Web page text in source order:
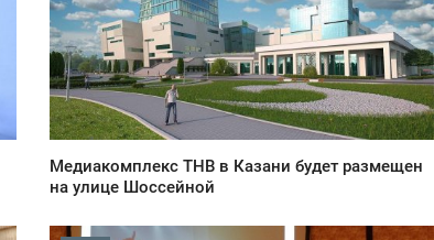
0
1 393
Медиакомплекс ТНВ в Казани будет размещен
на улице Шоссейной